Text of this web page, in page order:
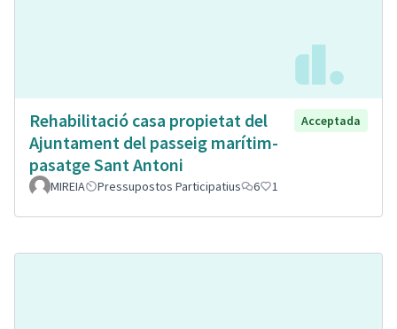
Rehabilitació casa propietat del
Ajuntament del passeig marítim-
pasatge Sant Antoni
Acceptada
MIREIA Pressupostos Participatius 6 1